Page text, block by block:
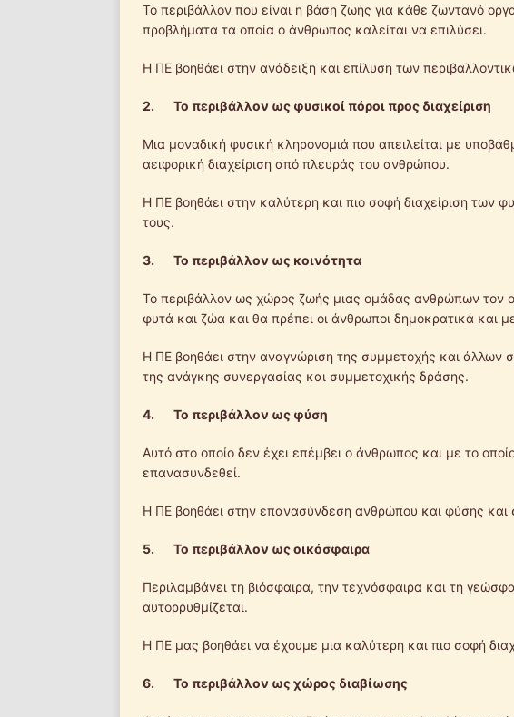
Το περιβάλλον που είναι η βάση ζωής για κάθε ζωντανό
προβλήματα τα οποία ο άνθρωπος καλείται να επιλύσει.
Η ΠΕ βοηθάει στην ανάδειξη και επίλυση των
2. Το περιβάλλον ως φυσικοί πόροι προς διαχείριση
Μια μοναδική φυσική κληρονομιά που απειλείται με
αειφορική διαχείριση από πλευράς του ανθρώπου.
Η ΠΕ βοηθάει στην καλύτερη και πιο σοφή διαχείριση των
τους.
3. Το περιβάλλον ως κοινότητα
Το περιβάλλον ως χώρος ζωής μιας ομάδας ανθρώπων τον
φυτά και ζώα και θα πρέπει οι άνθρωποι δημοκρατικά και
Η ΠΕ βοηθάει στην αναγνώριση της συμμετοχής και άλλων
της ανάγκης συνεργασίας και συμμετοχικής δράσης.
4. Το περιβάλλον ως φύση
Αυτό στο οποίο δεν έχει επέμβει ο άνθρωπος και με το
επανασυνδεθεί.
Η ΠΕ βοηθάει στην επανασύνδεση ανθρώπου και φύσης και
5. Το περιβάλλον ως οικόσφαιρα
Περιλαμβάνει τη βιόσφαιρα, την τεχνόσφαιρα και τη
αυτορρυθμίζεται.
Η ΠΕ μας βοηθάει να έχουμε μια καλύτερη και πιο σοφή
6. Το περιβάλλον ως χώρος διαβίωσης